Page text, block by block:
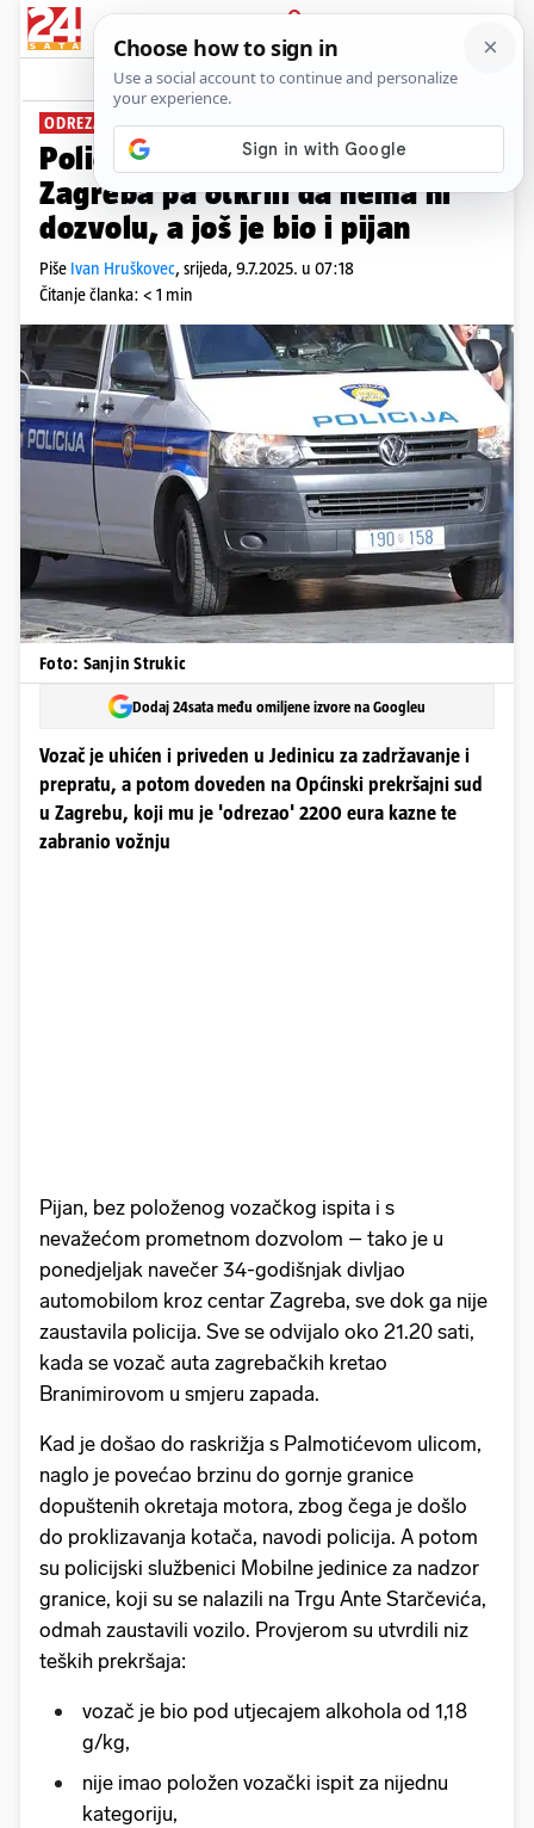
PRIJAVA
News Komentari
ODREZALI MU VELIKU KAZNU
Policija ulovila driftera iz centra
Zagreba pa otkrili da nema ni
dozvolu, a još je bio i pijan
Piše Ivan Hruškovec, srijeda, 9.7.2025. u 07:18
Čitanje članka: < 1 min
Foto: Sanjin Strukic
Dodaj 24sata među omiljene izvore na Googleu
Vozač je uhićen i priveden u Jedinicu za zadržavanje i
prepratu, a potom doveden na Općinski prekršajni sud
u Zagrebu, koji mu je 'odrezao' 2200 eura kazne te
zabranio vožnju
Pijan, bez položenog vozačkog ispita i s
nevažećom prometnom dozvolom – tako je u
ponedjeljak navečer 34-godišnjak divljao
automobilom kroz centar Zagreba, sve dok ga nije
zaustavila policija. Sve se odvijalo oko 21.20 sati,
kada se vozač auta zagrebačkih kretao
Branimirovom u smjeru zapada.
Kad je došao do raskrižja s Palmotićevom ulicom,
naglo je povećao brzinu do gornje granice
dopuštenih okretaja motora, zbog čega je došlo
do proklizavanja kotača, navodi policija. A potom
su policijski službenici Mobilne jedinice za nadzor
granice, koji su se nalazili na Trgu Ante Starčevića,
odmah zaustavili vozilo. Provjerom su utvrdili niz
teških prekršaja:
vozač je bio pod utjecajem alkohola od 1,18
g/kg,
nije imao položen vozački ispit za nijednu
kategoriju,